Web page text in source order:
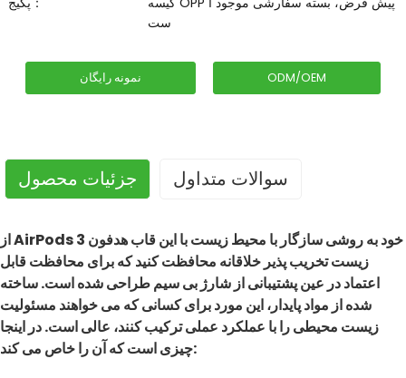
ست
نمونه رایگان ODM/OEM
جزئیات محصول سوالات متداول
از AirPods 3 خود به روشی سازگار با محیط زیست با این قاب هدفون
زیست تخریب پذیر خلاقانه محافظت کنید که برای محافظت قابل
اعتماد در عین پشتیبانی از شارژ بی سیم طراحی شده است. ساخته
شده از مواد پایدار، این مورد برای کسانی که می خواهند مسئولیت
زیست محیطی را با عملکرد عملی ترکیب کنند، عالی است. در اینجا
چیزی است که آن را خاص می کند: